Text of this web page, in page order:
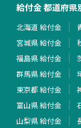
給付金 都道府県
北海道 給付金
宮城県 給付金
福島県 給付金
群馬県 給付金
東京都 給付金
富山県 給付金
山梨県 給付金